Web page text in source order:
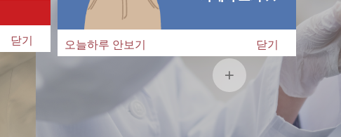
닫기 오늘하루 안보기 닫기